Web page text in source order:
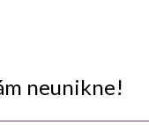
neunikne!